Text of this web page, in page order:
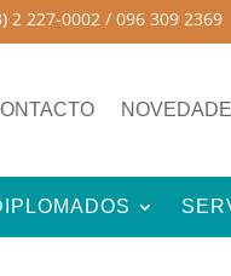
2 227-0002 / 096 309 2369